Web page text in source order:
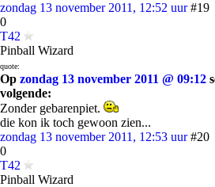
zondag 13 november 2011, 12:52 uur #19
0
T42
Pinball Wizard
quote:
Op zondag 13 november 2011 @ 09:12
volgende:
Zonder gebarenpiet.
die kon ik toch gewoon zien...
zondag 13 november 2011, 12:53 uur #20
0
T42
Pinball Wizard